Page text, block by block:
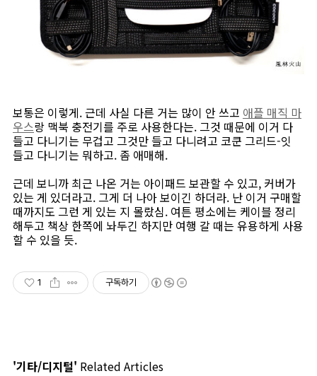
보통은 이렇게. 근데 사실 다른 거는 많이 안 쓰고 애플 매직 마
우스랑 맥북 충전기를 주로 사용한다는. 그것 때문에 이거 다
들고 다니기는 무겁고 그것만 들고 다니려고 코쿤 그리드-잇
들고 다니기는 뭐하고. 좀 애매해.
근데 보니까 최근 나온 거는 아이패드 보관할 수 있고, 커버가
있는 게 있더라고. 그게 더 나아 보이긴 하더라. 난 이거 구매할
때까지도 그런 게 있는 지 몰랐심. 여튼 평소에는 케이블 정리
해두고 책상 한쪽에 놔두긴 하지만 여행 갈 때는 유용하게 사용
할 수 있을 듯.
1 구독하기
'기타/디지털' Related Articles